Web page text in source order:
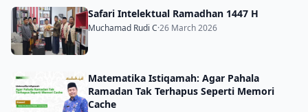
Safari Intelektual Ramadhan 1447 H
Muchamad Rudi C·26 March 2026
Matematika Istiqamah: Agar Pahala
Ramadan Tak Terhapus Seperti Memori
Cache